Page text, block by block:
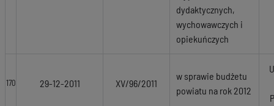
dydaktycznych,
wychowawczych i
opiekuńczych
170 29-12-2011 XV/96/2011
w sprawie budżetu
powiatu na rok 2012